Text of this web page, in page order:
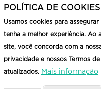
POLÍTICA DE COOKIES
Usamos cookies para assegurar
tenha a melhor experiência. Ao
site, você concorda com a
privacidade e nossos Termos de
atualizados. Mais informação